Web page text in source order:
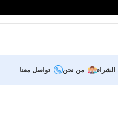
الشراء من نحن تواصل معنا